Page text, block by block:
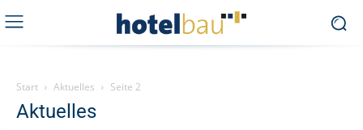
Start Aktuelles Seite 2
Aktuelles